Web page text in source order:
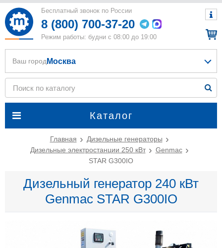
Бесплатный звонок по России
8 (800) 700-37-20
Режим работы: будни с 08:00 до 19:00
Каталог
Ваш город Москва
Главная
Дизельные генераторы
Дизельные электростанции 250 кВт
Genmac
STAR G300IO
Дизельный генератор 240 кВт
Genmac STAR G300IO